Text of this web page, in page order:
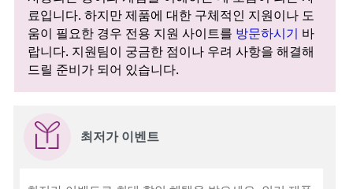
료입니다. 하지만 제품에 대한 구체적인 지원이나 도
움이 필요한 경우 전용 지원 사이트를 방문하시기 바
랍니다. 지원팀이 궁금한 점이나 우려 사항을 해결해
드릴 준비가 되어 있습니다.
최저가 이벤트